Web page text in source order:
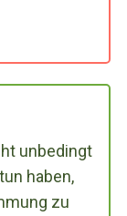
unbedingt
haben,
zu